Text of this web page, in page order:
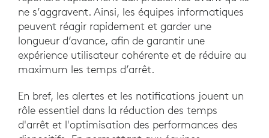
ne s’aggravent. Ainsi, les équipes informatiques
peuvent réagir rapidement et garder une
longueur d’avance, afin de garantir une
expérience utilisateur cohérente et de réduire au
maximum les temps d’arrêt.
En bref, les alertes et les notifications jouent un
rôle essentiel dans la réduction des temps
d'arrêt et l'optimisation des performances des